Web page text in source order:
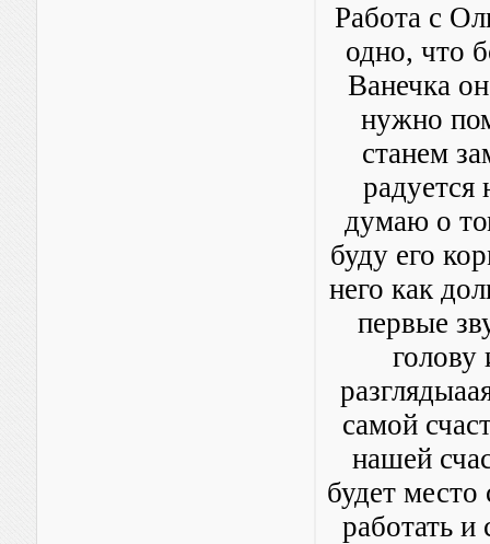
Работа с
одно, что
Ванечка
нужно
станем
думаю о
буду его
него как
первые
голову
самой
нашей
будет
работать и